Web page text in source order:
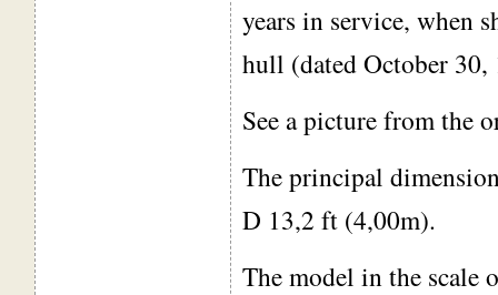
years in service, when
hull (dated October 30,
See a picture from the
The principal
D 13,2 ft (4,00m).
The model in the scale